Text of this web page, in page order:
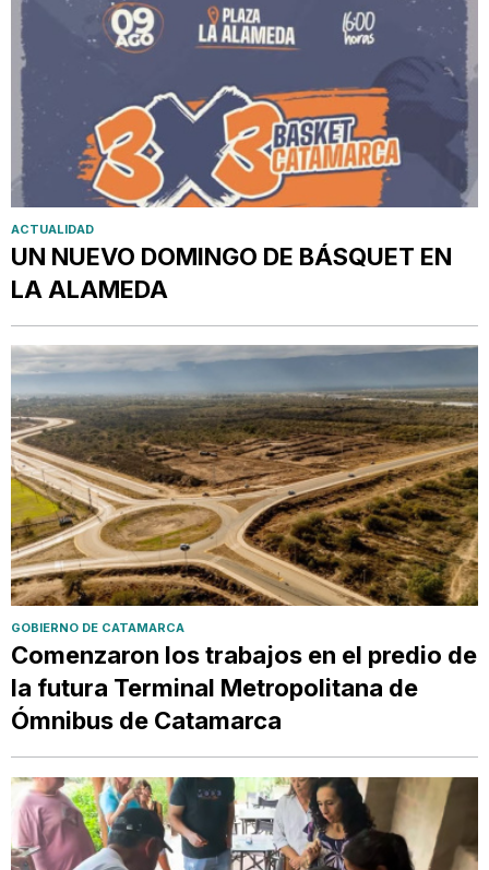
ACTUALIDAD
UN NUEVO DOMINGO DE BÁSQUET EN
LA ALAMEDA
GOBIERNO DE CATAMARCA
Comenzaron los trabajos en el predio de
la futura Terminal Metropolitana de
Ómnibus de Catamarca